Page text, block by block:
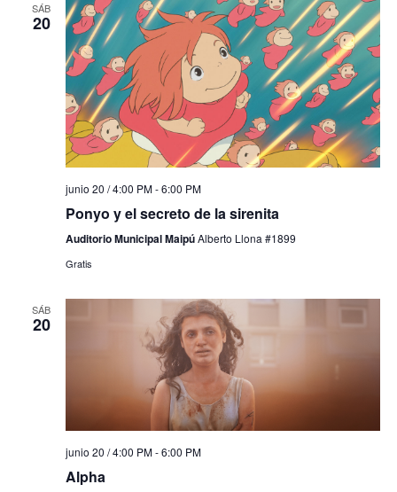
SÁB
20
junio 20 / 4:00 PM-6:00 PM
Ponyo y el secreto de la sirenita
Auditorio Municipal MaipúAlberto Llona #1899
Gratis
SÁB
20
junio 20 / 4:00 PM-6:00 PM
Alpha